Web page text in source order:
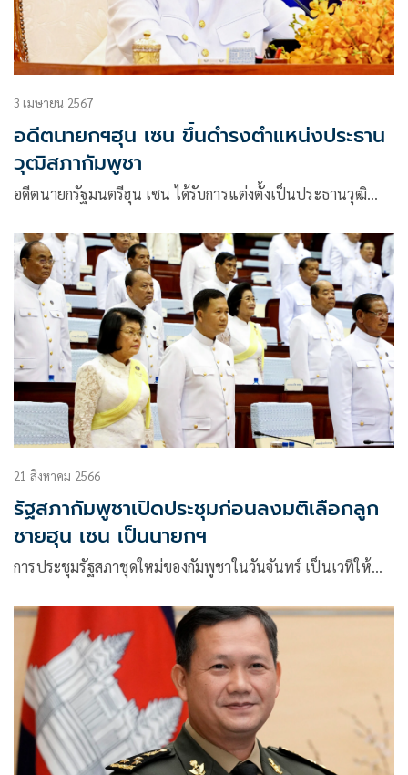
3 เมษายน 2567
อดีตนายกฯฮุน เซน ขึ้นดำรงตำแหน่งประธาน
วุฒิสภากัมพูชา
อดีตนายกรัฐมนตรีฮุน เซน ได้รับการแต่งตั้งเป็นประธานวุฒิ…
21 สิงหาคม 2566
รัฐสภากัมพูชาเปิดประชุมก่อนลงมติเลือกลูก
ชายฮุน เซน เป็นนายกฯ
การประชุมรัฐสภาชุดใหม่ของกัมพูชาในวันจันทร์ เป็นเวทีให้…